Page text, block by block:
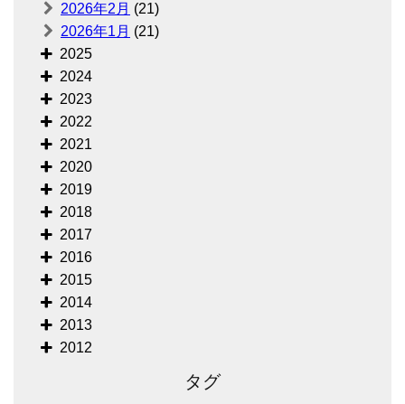
2026年2月 (21)
2026年1月 (21)
2025
2024
2023
2022
2021
2020
2019
2018
2017
2016
2015
2014
2013
2012
タグ